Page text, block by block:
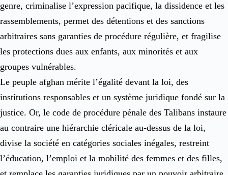
genre, criminalise l’expression pacifique, la dissidence et les
rassemblements, permet des détentions et des sanctions
arbitraires sans garanties de procédure régulière, et fragilise
les protections dues aux enfants, aux minorités et aux
groupes vulnérables.
Le peuple afghan mérite l’égalité devant la loi, des
institutions responsables et un système juridique fondé sur la
justice. Or, le code de procédure pénale des Talibans instaure
au contraire une hiérarchie cléricale au-dessus de la loi,
divise la société en catégories sociales inégales, restreint
l’éducation, l’emploi et la mobilité des femmes et des filles,